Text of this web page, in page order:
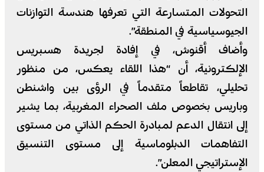
التحولات المتسارعة التي تعرفها هندسة التوازنات
الجيوسياسية في المنطقة”.
وأضاف أقنوش، في إفادة لجريدة هسبريس
الإلكترونية، أن “هذا اللقاء يعكس، من منظور
تحليلي، تقاطعاً متقدماً في الرؤى بين واشنطن
وباريس بخصوص ملف الصحراء المغربية، بما يشير
إلى انتقال الدعم لمبادرة الحكم الذاتي من مستوى
التفاهمات الدبلوماسية إلى مستوى التنسيق
الإستراتيجي المعلن”.